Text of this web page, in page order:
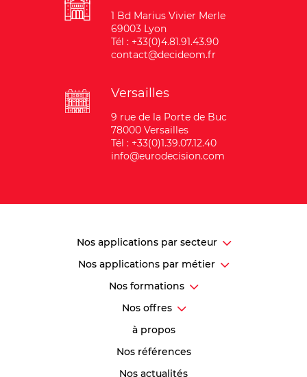
1 Bd Marius Vivier Merle
69003 Lyon
Tél : +33(0)4.81.91.43.90
contact@decideom.fr
Versailles
9 rue de la Porte de Buc
78000 Versailles
Tél : +33(0)1.39.07.12.40
info@eurodecision.com
Nos applications par secteur
Nos applications par métier
Nos formations
Nos offres
à propos
Nos références
Nos actualités